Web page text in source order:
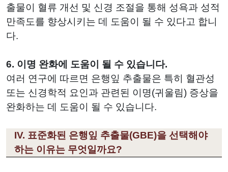
출물이 혈류 개선 및 신경 조절을 통해 성욕과 성적
만족도를 향상시키는 데 도움이 될 수 있다고 합니
다.
6. 이명 완화에 도움이 될 수 있습니다.
여러 연구에 따르면 은행잎 추출물은 특히 혈관성
또는 신경학적 요인과 관련된 이명(귀울림) 증상을
완화하는 데 도움이 될 수 있습니다.
IV. 표준화된 은행잎 추출물(GBE)을 선택해야
하는 이유는 무엇일까요?